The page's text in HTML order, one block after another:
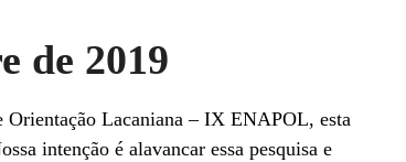
de 2019
Orientação Lacaniana – IX ENAPOL, esta
intenção é alavancar essa pesquisa e